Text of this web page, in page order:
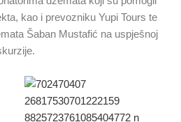
kao i prevozniku Yupi Tours te
Šaban Mustafić na uspješnoj